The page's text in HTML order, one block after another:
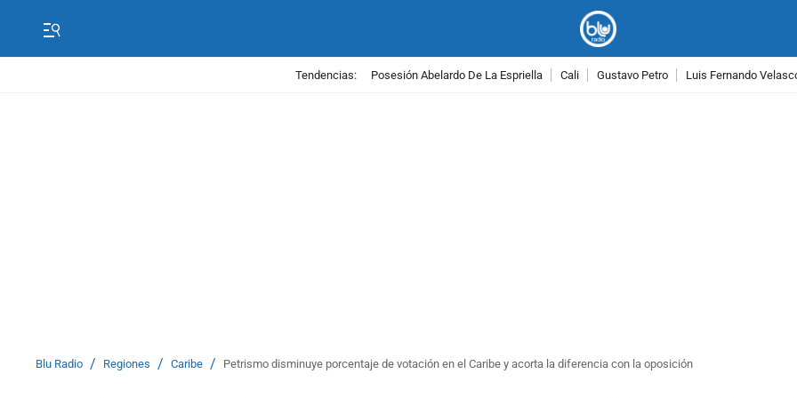
Tendencias: Posesión Abelardo De La Espriella Cali Gustavo Petro Luis Fernando
Blu Radio / Regiones / Caribe / Petrismo disminuye porcentaje de votación en el Caribe y acorta la diferencia con la oposición